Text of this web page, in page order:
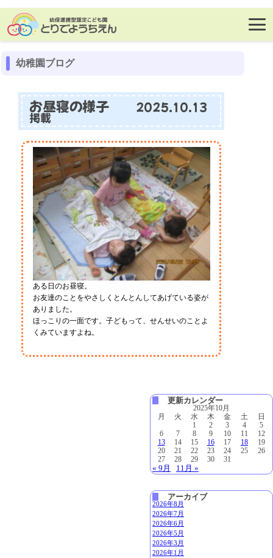
幼稚園ブログ
お昼寝の様子 2025.10.13
掲載
ある日のお昼寝。
お友達のことをやさしくとんとんしてあげている姿が
ありました。
ほっこりの一面です。子どもって、せんせいのことよ
くみていますよね。
更新カレンダー
2025年10月
月
火 水 木 金 土
日
1
2 3 4
5
6
7 8 9 10 11
12
13
14 15 16 17 18
19
20
21 22 23 24 25
26
27
28 29 30 31
« 9月 11月 »
アーカイブ
2026年8月
2026年7月
2026年6月
2026年5月
2026年3月
2026年1月